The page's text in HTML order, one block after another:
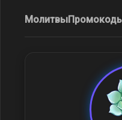
Молитвы